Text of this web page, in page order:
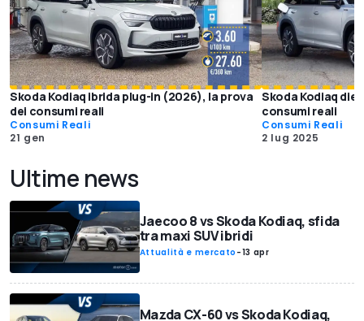
Skoda Kodiaq ibrida plug-in (2026), la prova
dei consumi reali
Consumi Reali
21 gen
Skoda Kodiaq
consumi reali
Consumi Reali
2 lug 2025
Ultime news
Jaecoo 8 vs Skoda Kodiaq, sfida
tra maxi SUV ibridi
Attualità e mercato -13 apr
Mazda CX-60 vs Skoda Kodiaq,